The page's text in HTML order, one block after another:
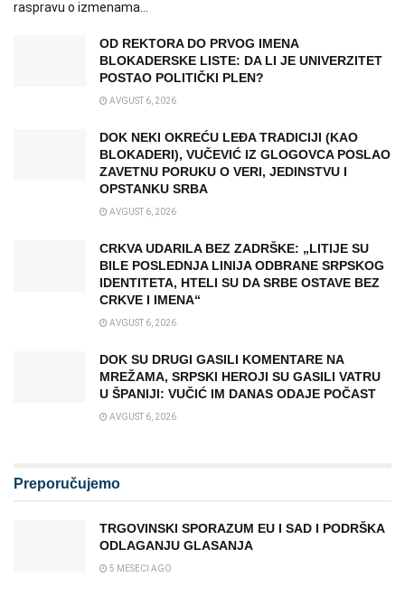
raspravu o izmenama...
OD REKTORA DO PRVOG IMENA
BLOKADERSKE LISTE: DA LI JE UNIVERZITET
POSTAO POLITIČKI PLEN?
AVGUST 6, 2026
DOK NEKI OKREĆU LEĐA TRADICIJI (KAO
BLOKADERI), VUČEVIĆ IZ GLOGOVCA POSLAO
ZAVETNU PORUKU O VERI, JEDINSTVU I
OPSTANKU SRBA
AVGUST 6, 2026
CRKVA UDARILA BEZ ZADRŠKE: „LITIJE SU
BILE POSLEDNJA LINIJA ODBRANE SRPSKOG
IDENTITETA, HTELI SU DA SRBE OSTAVE BEZ
CRKVE I IMENA“
AVGUST 6, 2026
DOK SU DRUGI GASILI KOMENTARE NA
MREŽAMA, SRPSKI HEROJI SU GASILI VATRU
U ŠPANIJI: VUČIĆ IM DANAS ODAJE POČAST
AVGUST 6, 2026
Preporučujemo
TRGOVINSKI SPORAZUM EU I SAD I PODRŠKA
ODLAGANJU GLASANJA
5 MESECI AGO